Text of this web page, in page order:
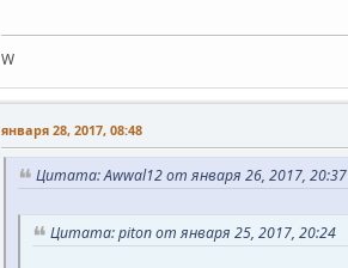
W
января 28, 2017, 08:48
Цитата: Awwal12 от января 26, 2017, 20:37
Цитата: piton от января 25, 2017, 20:24